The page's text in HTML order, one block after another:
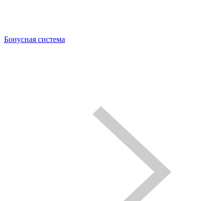
Бонусная система